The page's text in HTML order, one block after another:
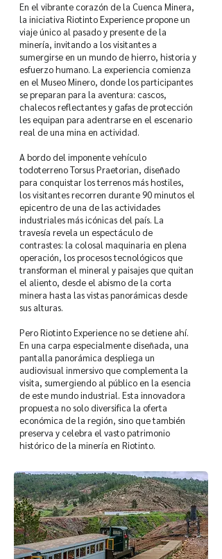
En el vibrante corazón de la Cuenca Minera,
la iniciativa Riotinto Experience propone un
viaje único al pasado y presente de la
minería, invitando a los visitantes a
sumergirse en un mundo de hierro, historia y
esfuerzo humano. La experiencia comienza
en el Museo Minero, donde los participantes
se preparan para la aventura: cascos,
chalecos reflectantes y gafas de protección
les equipan para adentrarse en el escenario
real de una mina en actividad.
A bordo del imponente vehículo
todoterreno Torsus Praetorian, diseñado
para conquistar los terrenos más hostiles,
los visitantes recorren durante 90 minutos el
epicentro de una de las actividades
industriales más icónicas del país. La
travesía revela un espectáculo de
contrastes: la colosal maquinaria en plena
operación, los procesos tecnológicos que
transforman el mineral y paisajes que quitan
el aliento, desde el abismo de la corta
minera hasta las vistas panorámicas desde
sus alturas.
Pero Riotinto Experience no se detiene ahí.
En una carpa especialmente diseñada, una
pantalla panorámica despliega un
audiovisual inmersivo que complementa la
visita, sumergiendo al público en la esencia
de este mundo industrial. Esta innovadora
propuesta no solo diversifica la oferta
económica de la región, sino que también
preserva y celebra el vasto patrimonio
histórico de la minería en Riotinto.